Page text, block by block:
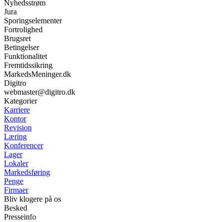
Nyhedsstrøm
Jura
Sporingselementer
Fortrolighed
Brugsret
Betingelser
Funktionalitet
Fremtidssikring
MarkedsMeninger.dk
Digitro
webmaster@digitro.dk
Kategorier
Karriere
Kontor
Revision
Læring
Konferencer
Lager
Lokaler
Markedsføring
Penge
Firmaer
Bliv klogere på os
Besked
Presseinfo